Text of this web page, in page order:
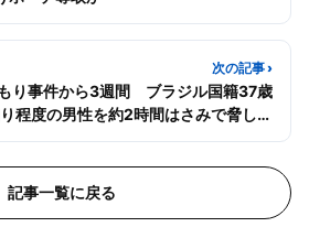
次の記事 ›
もり事件から3週間 ブラジル国籍37歳
程度の男性を約2時間はさみで脅した
疑い
記事一覧に戻る